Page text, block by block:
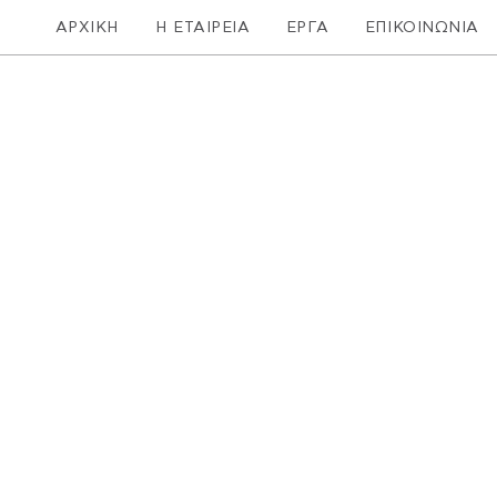
ΑΡΧΙΚΗ Η ΕΤΑΙΡΕΙΑ ΕΡΓΑ ΕΠΙΚΟΙΝΩΝΙΑ